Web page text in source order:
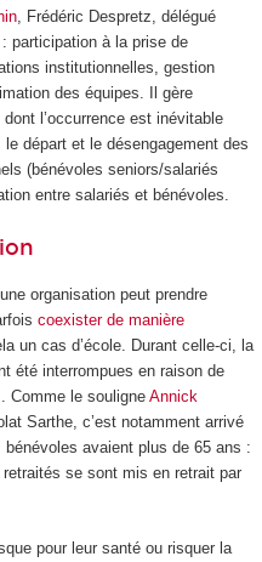
, Frédéric Despretz, délégué
participation à la prise de
institutionnelles, gestion
des équipes. Il gère
l’occurrence est inévitable
départ et le désengagement des
(bénévoles seniors/salariés
entre salariés et bénévoles.
organisation peut prendre
coexister de manière
un cas d’école. Durant celle-ci, la
été interrompues en raison de
Comme le souligne Annick
Sarthe, c’est notamment arrivé
avaient plus de 65 ans :
se sont mis en retrait par
pour leur santé ou risquer la